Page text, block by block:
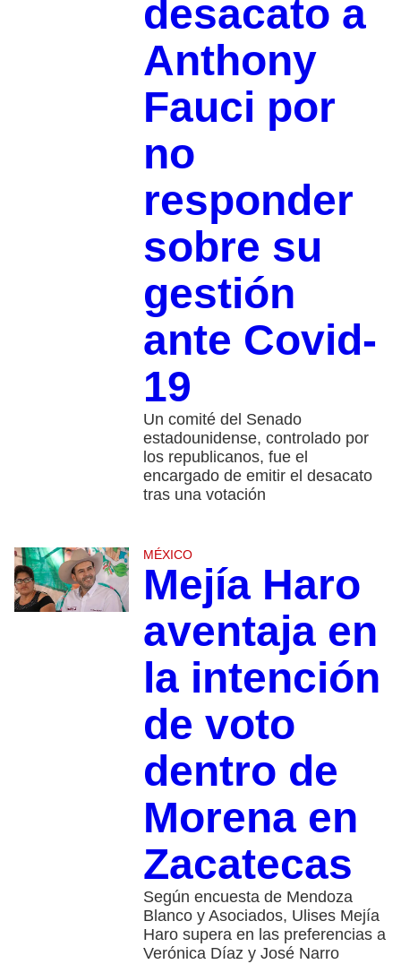
desacato a
Anthony
Fauci por
no
responder
sobre su
gestión
ante Covid-
19
Un comité del Senado
estadounidense, controlado por
los republicanos, fue el
encargado de emitir el desacato
tras una votación
MÉXICO
Mejía Haro
aventaja en
la intención
de voto
dentro de
Morena en
Zacatecas
Según encuesta de Mendoza
Blanco y Asociados, Ulises Mejía
Haro supera en las preferencias a
Verónica Díaz y José Narro